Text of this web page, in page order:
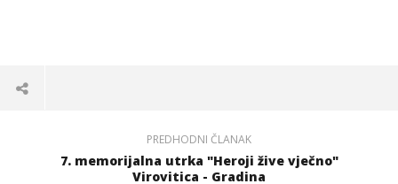
PREDHODNI ČLANAK
7. memorijalna utrka "Heroji žive vječno"
Virovitica - Gradina